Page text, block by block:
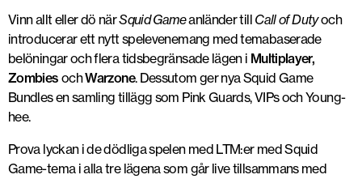
Vinn allt eller dö närSquid Gameanländer till Call of Dutyoch
introducerar ett nytt spelevenemang med temabaserade
belöningar och flera tidsbegränsade lägen i Multiplayer,
Zombies ochWarzone. Dessutom ger nya Squid Game
Bundles en samling tillägg som Pink Guards, VIPs och Young-
hee.
Prova lyckan i de dödliga spelen med LTM:er med Squid
Game-tema i alla tre lägena som går live tillsammans med